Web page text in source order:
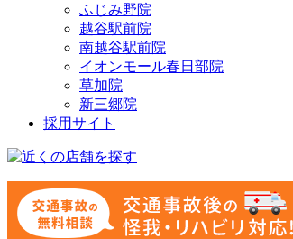
ふじみ野院
越谷駅前院
南越谷駅前院
イオンモール春日部院
草加院
新三郷院
採用サイト